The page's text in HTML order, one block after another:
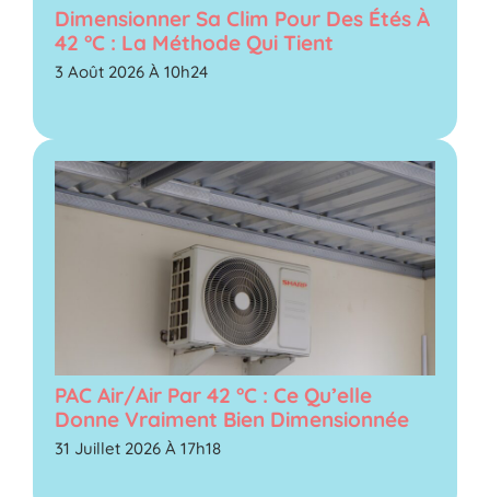
Dimensionner Sa Clim Pour Des Étés À
42 °C : La Méthode Qui Tient
3 Août 2026 À 10h24
PAC Air/air Par 42 °C : Ce Qu’elle
Donne Vraiment Bien Dimensionnée
31 Juillet 2026 À 17h18